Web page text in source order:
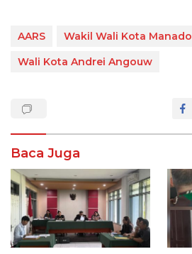
AARS
Wakil Wali Kota Manado
Wali Kota Andrei Angouw
Baca Juga